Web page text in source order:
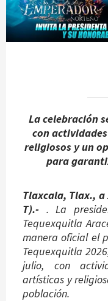
La celebración
con
religiosos y un
para
Tlaxcala, Tlax., a
T).- . La
Tequexquitla
manera oficial el
Tequexquitla
julio, con
artísticas y
población.